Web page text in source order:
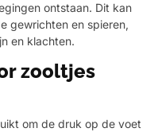
ontstaan. Dit kan
gewrichten en spieren,
en klachten.
zooltjes
om de druk op de voet